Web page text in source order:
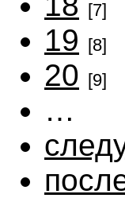
[7]
19 [8]
20 [9]
…